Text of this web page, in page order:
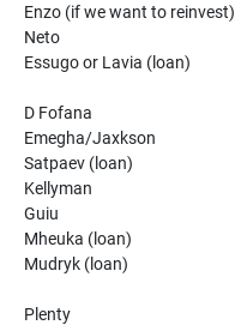
Enzo (if we want to reinvest)
Neto
Essugo or Lavia (loan)
D Fofana
Emegha/Jaxkson
Satpaev (loan)
Kellyman
Guiu
Mheuka (loan)
Mudryk (loan)
Plenty